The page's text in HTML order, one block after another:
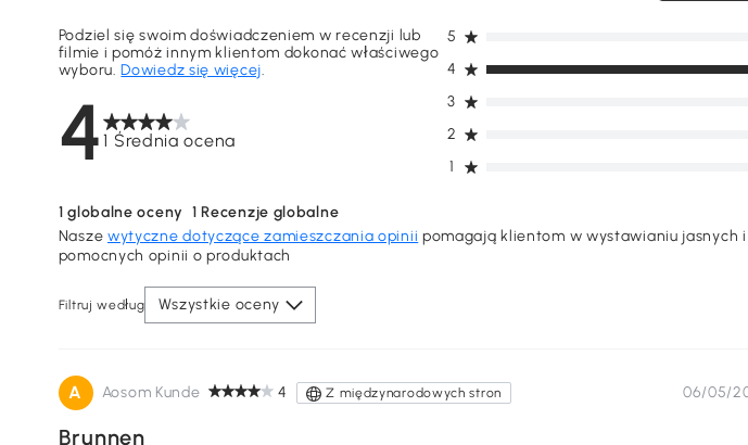
41 Średnia ocena
Podziel się swoim doświadczeniem w recenzji lub
filmie i pomóż innym klientom dokonać właściwego
wyboru.Dowiedz się więcej.
1
2
3
4
5
1 globalne oceny 1 Recenzje globalne
Nasze wytyczne dotyczące zamieszczania opinii pomagają klientom w wystawianiu jasnych i
pomocnych opinii o produktach
Filtruj według Wszystkie oceny
A Aosom Kunde 4 Z międzynarodowych stron 06/05/
Brunnen